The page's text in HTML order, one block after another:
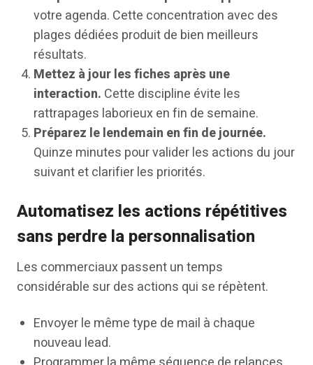
votre agenda. Cette concentration avec des
plages dédiées produit de bien meilleurs
résultats.
Mettez à jour les fiches après une
interaction. Cette discipline évite les
rattrapages laborieux en fin de semaine.
Préparez le lendemain en fin de journée.
Quinze minutes pour valider les actions du jour
suivant et clarifier les priorités.
Automatisez les actions répétitives
sans perdre la personnalisation
Les commerciaux passent un temps
considérable sur des actions qui se répètent.
Envoyer le même type de mail à chaque
nouveau lead.